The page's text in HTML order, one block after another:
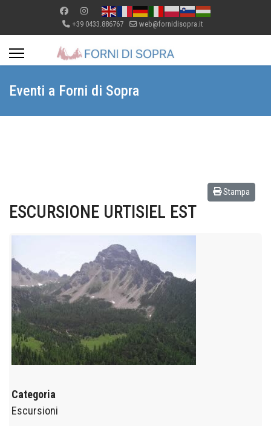
+39 0433.886767 web@fornidisopra.it
Eventi a Forni di Sopra
Stampa
ESCURSIONE URTISIEL EST
Categoria
Escursioni